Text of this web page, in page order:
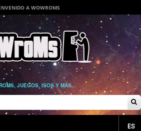
A WOWROMS
JUEGOS, ISOS Y MÁS...
ES